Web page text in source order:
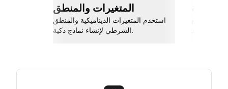
المتغيرات والمنطق
استخدم المتغيرات الديناميكية والمنطق
الشرطي لإنشاء نماذج ذكية.